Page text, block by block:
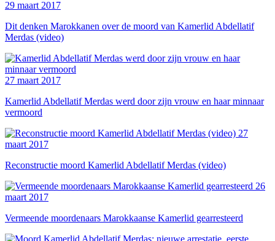
29 maart 2017
Dit denken Marokkanen over de moord van Kamerlid Abdellatif
Merdas (video)
27 maart 2017
Kamerlid Abdellatif Merdas werd door zijn vrouw en haar minnaar
vermoord
27
maart 2017
Reconstructie moord Kamerlid Abdellatif Merdas (video)
26
maart 2017
Vermeende moordenaars Marokkaanse Kamerlid gearresteerd